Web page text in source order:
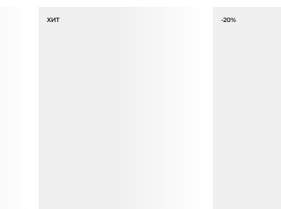
ХИТ -20%